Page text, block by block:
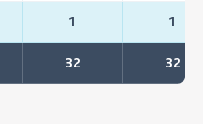
1 1
32 32